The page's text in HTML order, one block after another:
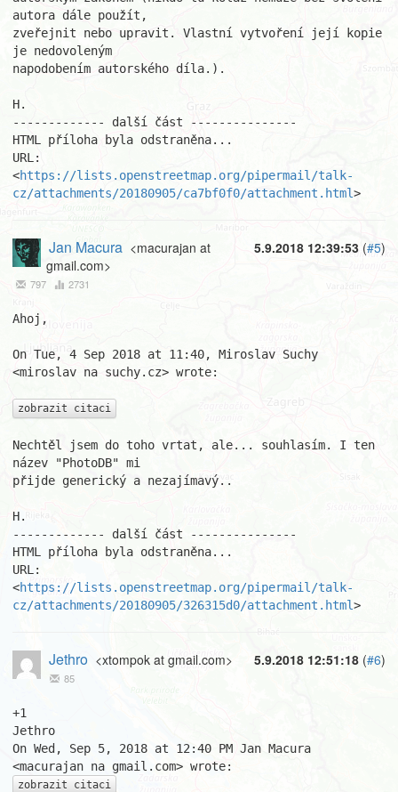
autora dále použít,
zveřejnit nebo upravit. Vlastní vytvoření její kopie
je nedovoleným
napodobením autorského díla.).
H.
------------- další část ---------------
HTML příloha byla odstraněna...
URL:
<https://lists.openstreetmap.org/pipermail/talk-
cz/attachments/20180905/ca7bf0f0/attachment.html>
5.9.2018 12:39:53 (#5)
Jan Macura <macurajan at
gmail.com>
797 2731
Ahoj,
On Tue, 4 Sep 2018 at 11:40, Miroslav Suchy
<miroslav na suchy.cz> wrote:
zobrazit citaci
Nechtěl jsem do toho vrtat, ale... souhlasím. I ten
název "PhotoDB" mi
přijde generický a nezajímavý..
H.
------------- další část ---------------
HTML příloha byla odstraněna...
URL:
<https://lists.openstreetmap.org/pipermail/talk-
cz/attachments/20180905/326315d0/attachment.html>
5.9.2018 12:51:18 (#6)
Jethro <xtompok at gmail.com>
85
+1
Jethro
On Wed, Sep 5, 2018 at 12:40 PM Jan Macura
zobrazit citaci